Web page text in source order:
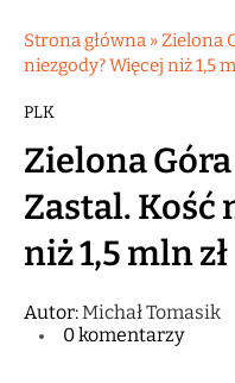
Strona główna »Zielona
niezgody? Więcej niż 1,5
PLK
Zielona
Zastal. Kość
niż 1,5 mln zł
Autor:Michał Tomasik
0 komentarzy